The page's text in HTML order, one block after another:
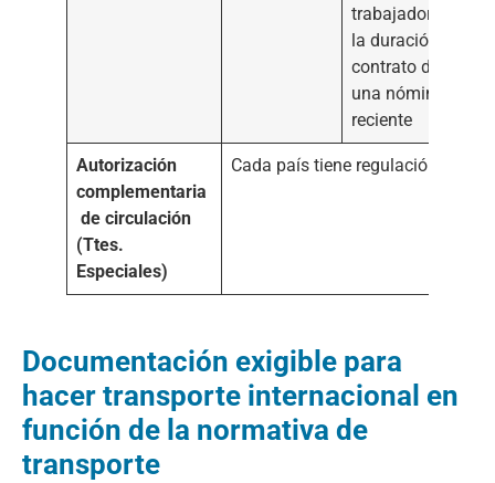
trabajador, la
la duración del
contrato de
una nómina
reciente
Autorización
complementaria
de circulación
(Ttes.
Especiales)
Cada país tiene regulación propia
Documentación exigible para
hacer transporte internacional en
función de la normativa de
transporte